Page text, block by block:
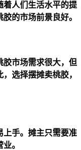
着人们生活水平的提
的市场前景良好。
胶市场需求很大，但
选择摆摊卖桃胶，
上手。摊主只需要准
。